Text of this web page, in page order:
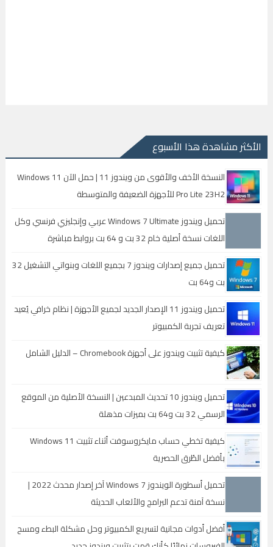
الأكثر مشاهدة هذا الأسبوع
النسخة الأخف والأقوى من ويندوز 11 | حمل الآن Windows 11
Pro Lite 23H2 للأجهزة الضعيفة والمتوسطة
تحميل ويندوز Windows 7 Ultimate عربي وإنجليزي فرنسي وكل
اللغات نسخة أصلية خام 32 بت و 64 بت بروابط مباشرة
تحميل جميع إصدارات ويندوز 7 بجميع اللغات وبنواتي التشغيل 32
بت و64 بت
تحميل ويندوز 11 الإصدار الجديد لجميع الأجهزة | نظام خرافي يُعيد
تعريف تجربة الكمبيوتر
كيفية تثبيت ويندوز على أجهزة Chromebook – الدليل الشامل
تحميل ويندوز 10 تحديث المبدعين | النسخة الأصلية من الموقع
الرسمي 32 بت و64 بت بميزات مذهلة
كيفية تخطي حساب مايكروسوفت أثناء تثبيت Windows 11
بأفضل الطُرق الحصرية
تحميل أسطورة الويندوز Windows 7 آخر إصدار محدث 2022 |
نسخة آمنة تدعم البرامج والألعاب الحديثة
أفضل أدوات مجانية لتسريع الكمبيوتر وحل مشكلة البطء ومسح